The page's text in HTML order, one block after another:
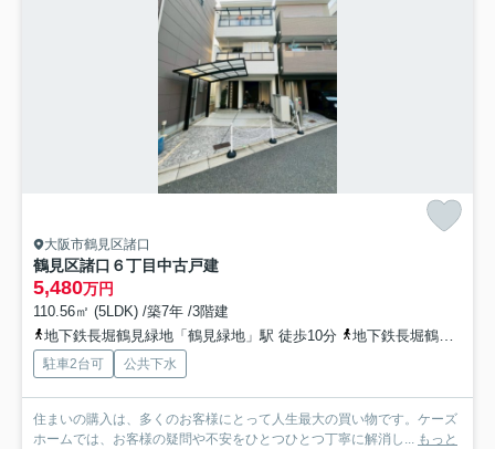
大阪市鶴見区諸口
鶴見区諸口６丁目中古戸建
5,480万円
110.56㎡ (5LDK) /築7年 /3階建
地下鉄長堀鶴見緑地「鶴見緑地」駅 徒歩10分
地下鉄長堀鶴見緑地「横堤」駅 徒歩12分
駐車2台可 公共下水
住まいの購入は、多くのお客様にとって人生最大の買い物です。ケーズ
ホームでは、お客様の疑問や不安をひとつひとつ丁寧に解消し... もっと